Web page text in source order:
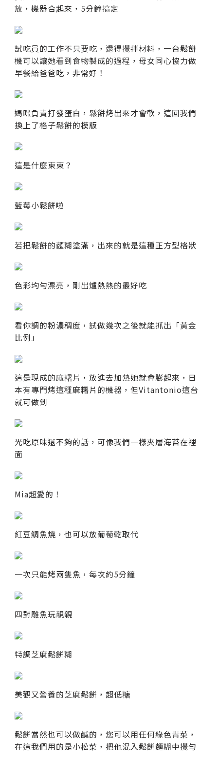
放，機器合起來，5分鐘搞定
試吃員的工作不只要吃，還得攪拌材料，一台鬆餅
機可以讓她看到食物製成的過程，母女同心協力做
早餐給爸爸吃，非常好！
媽咪負責打發蛋白，鬆餅烤出來才會軟，這回我們
換上了格子鬆餅的模版
這是什麼東東？
藍莓小鬆餅啦
若把鬆餅的麵糊塗滿，出來的就是這種正方型格狀
色彩均勻漂亮，剛出爐熱熱的最好吃
看你調的粉濃稠度，試做幾次之後就能抓出「黃金
比例」
這是現成的麻糬片，放進去加熱她就會膨起來，日
本有專門烤這種麻糬片的機器，但Vitantonio這台
就可做到
光吃原味還不夠的話，可像我們一樣夾層海苔在裡
面
Mia超愛的！
紅豆鯛魚燒，也可以放葡萄乾取代
一次只能烤兩隻魚，每次約5分鐘
四對雕魚玩親親
特調芝麻鬆餅糊
美觀又營養的芝麻鬆餅，超低糖
鬆餅當然也可以做鹹的，您可以用任何綠色青菜，
在這我們用的是小松菜，把他混入鬆餅麵糊中攪勻